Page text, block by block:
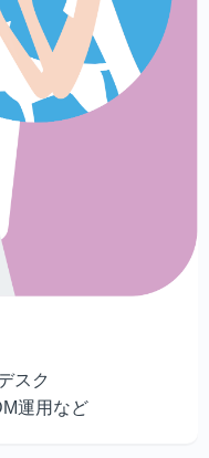
スク
運用など